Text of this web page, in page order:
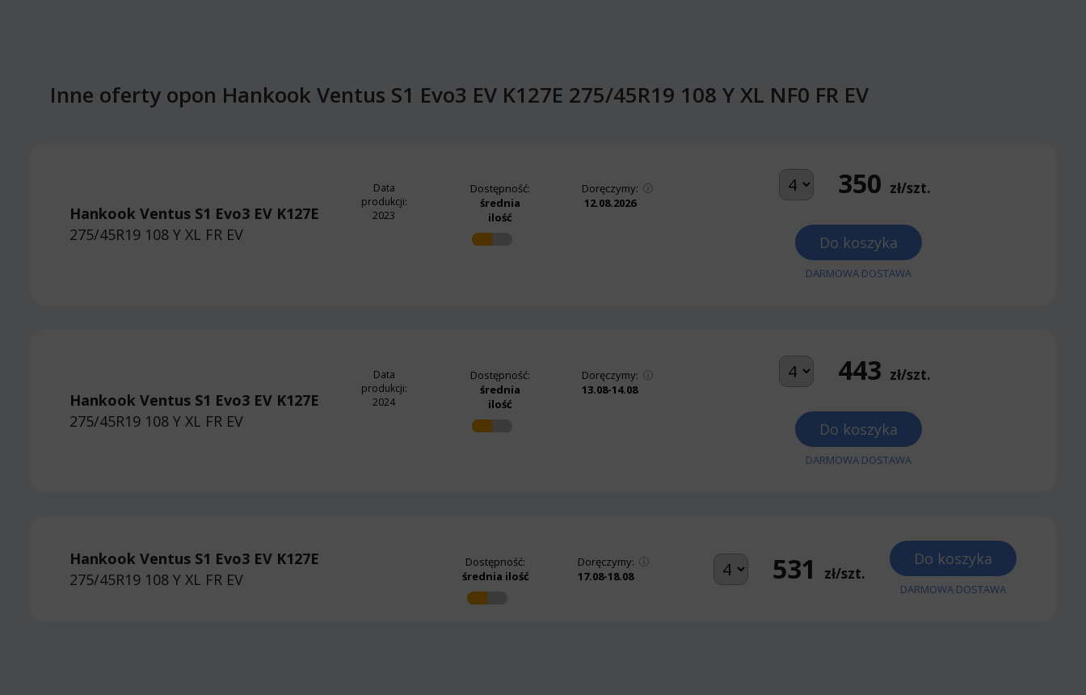
Inne oferty opon Hankook Ventus S1 Evo3 EV K127E 275/45R19 108 Y XL NF0 FR EV
Hankook Ventus S1 Evo3 EV K127E
275/45R19 108 YXL FR EV
Data
produkcji:
2023
Dostępność:
średnia
ilość
Doręczymy:
12.08.2026
350 zł/szt.
Do koszyka
DARMOWA DOSTAWA
Hankook Ventus S1 Evo3 EV K127E
275/45R19 108 YXL FR EV
Data
produkcji:
2024
Dostępność:
średnia
ilość
Doręczymy:
13.08-14.08
443 zł/szt.
Do koszyka
DARMOWA DOSTAWA
Hankook Ventus S1 Evo3 EV K127E
275/45R19 108 YXL FR EV
Dostępność:
średnia ilość
Doręczymy:
17.08-18.08
531 zł/szt.
Do koszyka
DARMOWA DOSTAWA